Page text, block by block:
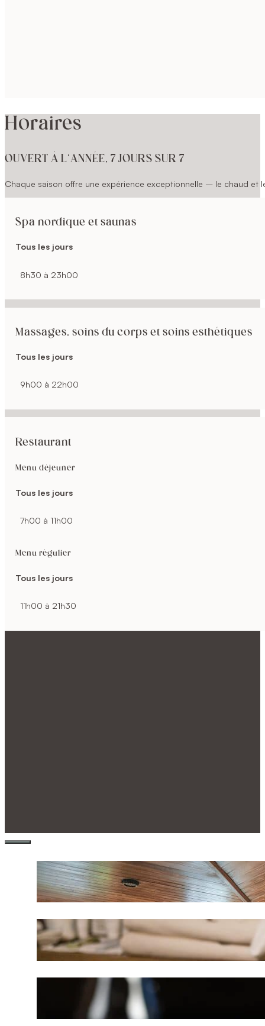
Horaires
OUVERT À L’ANNÉE, 7 JOURS SUR 7
Chaque saison offre une expérience exceptionnelle – le chaud et
Spa nordique et saunas
Tous les jours
8h30 à 23h00
Massages, soins du corps et soins esthétiques
Tous les jours
9h00 à 22h00
Restaurant
Menu déjeuner
Tous les jours
7h00 à 11h00
Menu régulier
Tous les jours
11h00 à 21h30